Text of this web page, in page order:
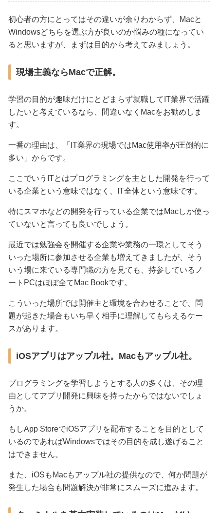
初心者の方にとってはその違いが余りわからず、Macと
Windowsどちらを選ぶ方が良いのか悩みの種になってい
ると思いますが、まずは目的から考えてみましょう。
現場主義ならMacで正解。
学習の目的が趣味だけにとどまらず就職してIT業界で活躍
したいと考えているなら、間違いなくMacをお勧めしま
す。
一番の理由は、「IT業界の現場ではMac使用率が圧倒的に
多い」からです。
ここでいうITとはプログラミングを主とした開発を行って
いる企業という意味ではなく、IT全体という意味です。
特にスマホなどの開発を行っている企業ではMacしか使っ
ていないと言っても良いでしょう。
最近では勉強会を開催する企業や業務の一環としてそう
いった場所に参加させる企業も増えてきましたが、そう
いう場に来ている専門職の方を見ても、持参しているノ
ートPCはほぼ全てMac Bookです。
こういった場所では開催主と環境を合わせることで、問
題が起きた場合もいち早く相手に理解してもらえるケー
スがあります。
iOSアプリはアップル社。Macもアップル社。
プログラミングを学習しようとする人の多くは、その理
由としてアプリ開発に興味を持ったからではないでしょ
うか。
もしApp StoreでiOSアプリを配布することを目的として
いるのであればWindowsではその目的を成し遂げること
はできません。
また、iOSもMacもアップル社の提供なので、何か問題が
発生した場合も問題解決が非常にスムーズに進みます。